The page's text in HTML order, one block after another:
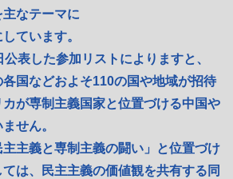
なテーマに
ています。
表した参加リストによりますと、
各国などおよそ110の国や地域が招待
が専制主義国家と位置づける中国や
せん。
主義と専制主義の闘い」と位置づけ
は、民主主義の価値観を共有する同